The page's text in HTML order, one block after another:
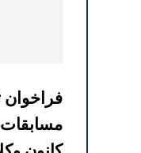
فراخوان